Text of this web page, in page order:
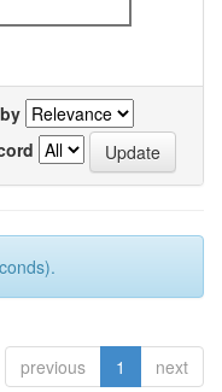
previous 1 next